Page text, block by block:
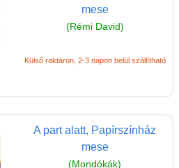
mese
(Rémi David)
Külső raktáron, 2-3 napon belül szállítható
A part alatt, Papírszínház
mese
(Mondókák)